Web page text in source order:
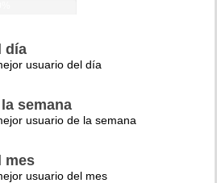
día
usuario del día
semana
usuario de la semana
mes
usuario del mes